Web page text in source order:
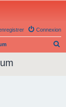
Connexion